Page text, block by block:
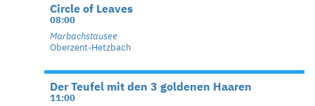
Circle of Leaves
08:00
Marbachstausee
Oberzent-Hetzbach
Der Teufel mit den 3 goldenen Haaren
11:00